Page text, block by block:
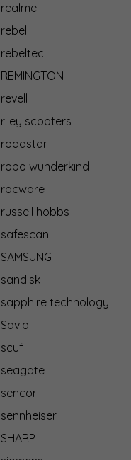
realme
rebel
rebeltec
REMINGTON
revell
riley scooters
roadstar
robo wunderkind
rocware
russell hobbs
safescan
SAMSUNG
sandisk
sapphire technology
Savio
scuf
seagate
sencor
sennheiser
SHARP